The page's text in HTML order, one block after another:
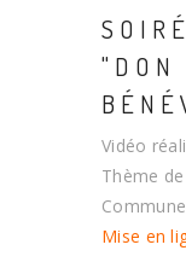
"DON
Vidéo
Thème
Mise en